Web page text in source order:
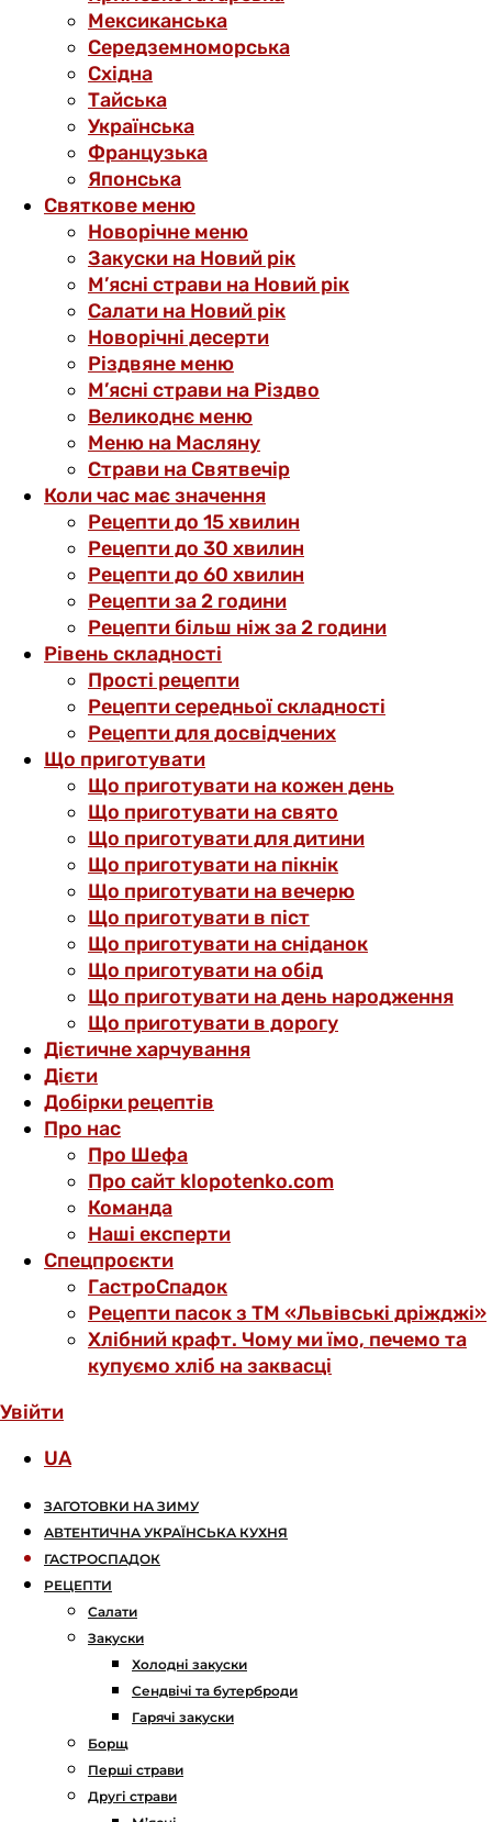
Мексиканська
Середземноморська
Східна
Тайська
Українська
Французька
Японська
Святкове меню
Новорічне меню
Закуски на Новий рік
М’ясні страви на Новий рік
Салати на Новий рік
Новорічні десерти
Різдвяне меню
М’ясні страви на Різдво
Великоднє меню
Меню на Масляну
Страви на Святвечір
Коли час має значення
Рецепти до 15 хвилин
Рецепти до 30 хвилин
Рецепти до 60 хвилин
Рецепти за 2 години
Рецепти більш ніж за 2 години
Рівень складності
Прості рецепти
Рецепти середньої складності
Рецепти для досвідчених
Що приготувати
Що приготувати на кожен день
Що приготувати на свято
Що приготувати для дитини
Що приготувати на пікнік
Що приготувати на вечерю
Що приготувати в піст
Що приготувати на сніданок
Що приготувати на обід
Що приготувати на день народження
Що приготувати в дорогу
Дієтичне харчування
Дієти
Добірки рецептів
Про нас
Про Шефа
Про сайт klopotenko.com
Команда
Наші експерти
Спецпроєкти
ГастроСпадок
Рецепти пасок з ТМ «Львівські дріжджі»
Хлібний крафт. Чому ми їмо, печемо та
купуємо хліб на заквасці
Увійти
UA
ЗАГОТОВКИ НА ЗИМУ
АВТЕНТИЧНА УКРАЇНСЬКА КУХНЯ
ГАСТРОСПАДОК
РЕЦЕПТИ
Салати
Закуски
Холодні закуски
Сендвічі та бутерброди
Гарячі закуски
Борщ
Перші страви
Другі страви